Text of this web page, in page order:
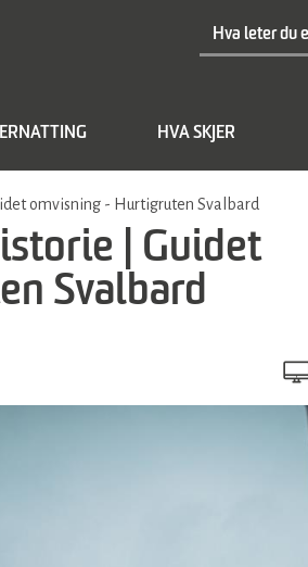
HVA SKJER
omvisning - Hurtigruten Svalbard
| Guidet
Svalbard